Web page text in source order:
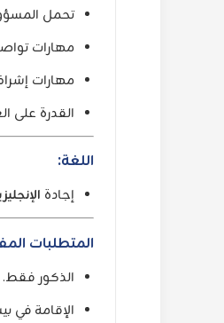
تحمل
مهارات
مهارات
القدرة على
اللغة:
إجادة
المتطلبات
الذكور فقط.
الإقامة في